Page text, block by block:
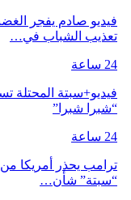
فيديو صادم يفجر
تعذيب الشباب في…
24 ساعة
فيديو+سبتة المحتلة
“شبرا شبرا”
24 ساعة
ترامب يحذر أمريكا
“سبتة” شأن…